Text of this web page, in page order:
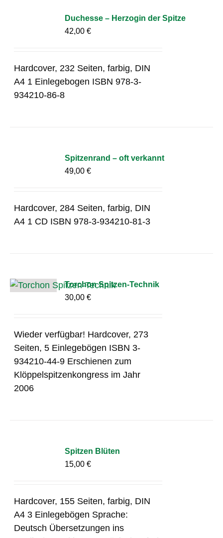
Duchesse – Herzogin der Spitze
42,00€
Hardcover, 232 Seiten, farbig, DIN
A4 1 Einlegebogen ISBN 978-3-
934210-86-8
Spitzenrand – oft verkannt
49,00€
Hardcover, 284 Seiten, farbig, DIN
A4 1 CD ISBN 978-3-934210-81-3
Torchon Spitzen-Technik
30,00€
Wieder verfügbar! Hardcover, 273
Seiten, 5 Einlegebögen ISBN 3-
934210-44-9 Erschienen zum
Klöppelspitzenkongress im Jahr
2006
Spitzen Blüten
15,00€
Hardcover, 155 Seiten, farbig, DIN
A4 3 Einlegebögen Sprache:
Deutsch Übersetzungen ins